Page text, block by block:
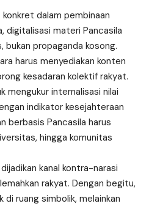
dalam pembinaan
digitalisasi materi Pancasila
propaganda kosong.
harus menyediakan konten
kesadaran kolektif rakyat.
mengukur internalisasi nilai
indikator kesejahteraan
berbasis Pancasila harus
hingga komunitas
kanal kontra-narasi
rakyat. Dengan begitu,
ruang simbolik, melainkan